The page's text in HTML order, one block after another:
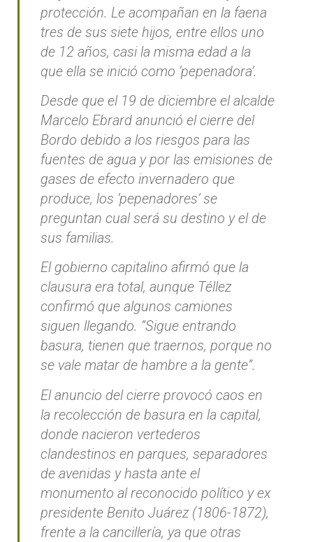
protección. Le acompañan en la faena
tres de sus siete hijos, entre ellos uno
de 12 años, casi la misma edad a la
que ella se inició como ‘pepenadora’.
Desde que el 19 de diciembre el alcalde
Marcelo Ebrard anunció el cierre del
Bordo debido a los riesgos para las
fuentes de agua y por las emisiones de
gases de efecto invernadero que
produce, los ‘pepenadores’ se
preguntan cual será su destino y el de
sus familias.
El gobierno capitalino afirmó que la
clausura era total, aunque Téllez
confirmó que algunos camiones
siguen llegando. “Sigue entrando
basura, tienen que traernos, porque no
se vale matar de hambre a la gente”.
El anuncio del cierre provocó caos en
la recolección de basura en la capital,
donde nacieron vertederos
clandestinos en parques, separadores
de avenidas y hasta ante el
monumento al reconocido político y ex
presidente Benito Juárez (1806-1872),
frente a la cancillería, ya que otras